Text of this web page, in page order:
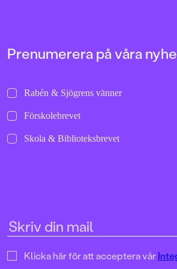
Prenumerera på våra
Rabén & Sjögrens vänner
Förskolebrevet
Skola & Biblioteksbrevet
Klicka här för att acceptera vår